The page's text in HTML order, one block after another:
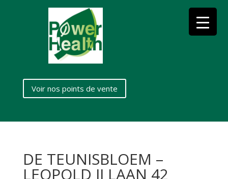
Voir nos points de vente
DE TEUNISBLOEM –
LEOPOLD II LAAN 42